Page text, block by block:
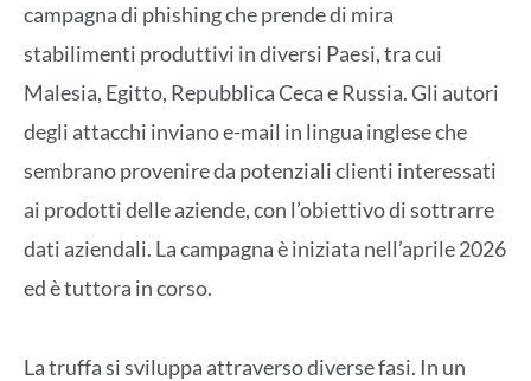
campagna di phishing che prende di mira
stabilimenti produttivi in diversi Paesi, tra cui
Malesia, Egitto, Repubblica Ceca e Russia. Gli autori
degli attacchi inviano e-mail in lingua inglese che
sembrano provenire da potenziali clienti interessati
ai prodotti delle aziende, con l’obiettivo di sottrarre
dati aziendali. La campagna è iniziata nell’aprile 2026
ed è tuttora in corso.
La truffa si sviluppa attraverso diverse fasi. In un